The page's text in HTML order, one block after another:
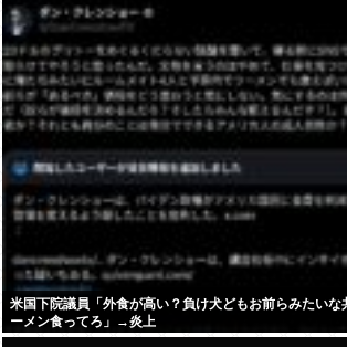
米国下院議員「外食が高い？負け犬どもお前らみたいな
ーメン食ってろ」→炎上